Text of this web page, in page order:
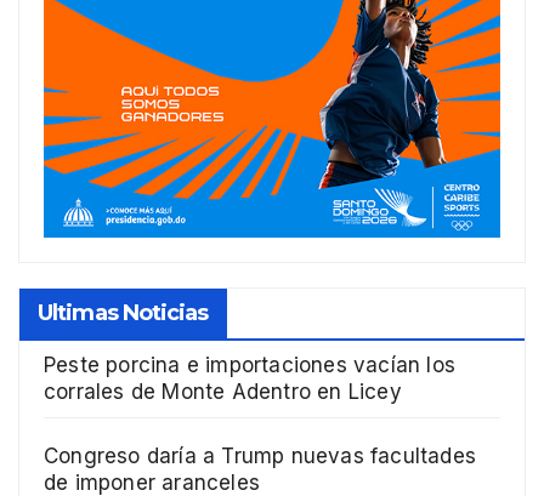
Ultimas Noticias
Peste porcina e importaciones vacían los
corrales de Monte Adentro en Licey
Congreso daría a Trump nuevas facultades
de imponer aranceles